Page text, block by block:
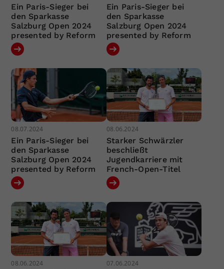
Ein Paris-Sieger bei
den Sparkasse
Salzburg Open 2024
presented by Reform
Ein Paris-Sieger bei
den Sparkasse
Salzburg Open 2024
presented by Reform
08.07.2024
Ein Paris-Sieger bei
den Sparkasse
Salzburg Open 2024
presented by Reform
08.06.2024
Starker Schwärzler
beschließt
Jugendkarriere mit
French-Open-Titel
08.06.2024 07.06.2024